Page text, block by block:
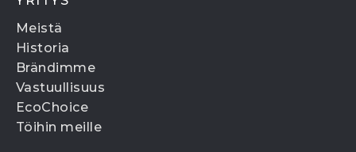
Meistä
Historia
Brändimme
Vastuullisuus
EcoChoice
Töihin meille